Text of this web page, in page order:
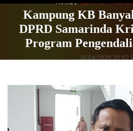
navigation
Kampung KB
DPRD Samarinda
Program
28/04/2026 20:02